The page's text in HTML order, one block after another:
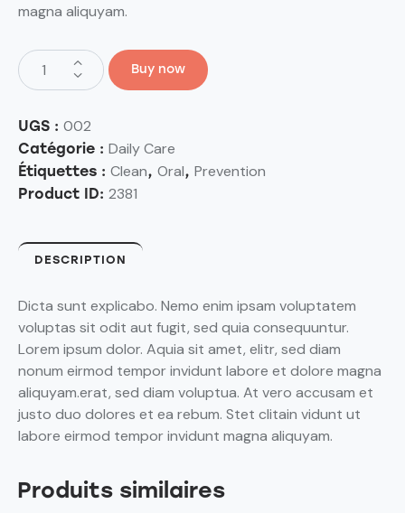
magna aliquyam.
Buy now
UGS : 002
Catégorie : Daily Care
Étiquettes : Clean, Oral, Prevention
Product ID: 2381
DESCRIPTION
Dicta sunt explicabo. Nemo enim ipsam voluptatem
voluptas sit odit aut fugit, sed quia consequuntur.
Lorem ipsum dolor. Aquia sit amet, elitr, sed diam
nonum eirmod tempor invidunt labore et dolore magna
aliquyam.erat, sed diam voluptua. At vero accusam et
justo duo dolores et ea rebum. Stet clitain vidunt ut
labore eirmod tempor invidunt magna aliquyam.
Produits similaires